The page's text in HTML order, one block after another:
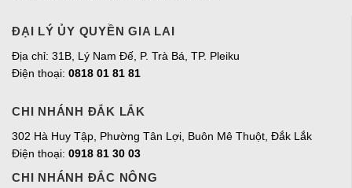
ĐẠI LÝ ỦY QUYỀN GIA LAI
Địa chỉ: 31B, Lý Nam Đế, P. Trà Bá, TP. Pleiku
Điện thoại: 0818 01 81 81
CHI NHÁNH ĐẮK LẮK
302 Hà Huy Tập, Phường Tân Lợi, Buôn Mê Thuột, Đắk Lắk
Điện thoại: 0918 81 30 03
CHI NHÁNH ĐẮC NÔNG